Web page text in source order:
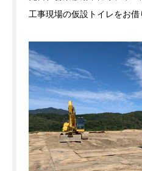
工事現場の仮設トイレをお借